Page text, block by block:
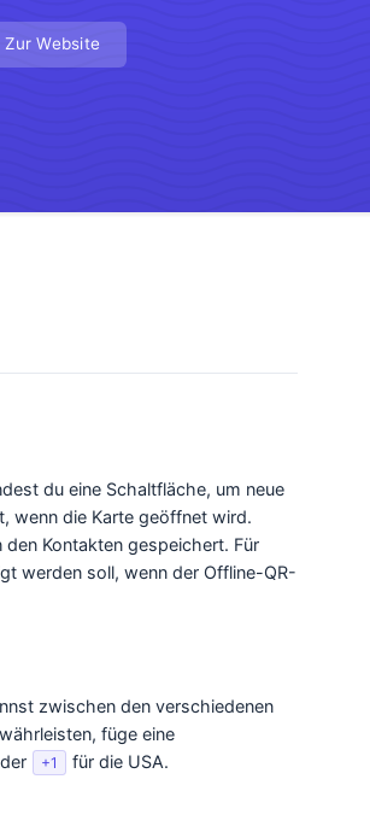
Zur Website
du eine Schaltfläche, um neue
wenn die Karte geöffnet wird.
Kontakten gespeichert. Für
werden soll, wenn der Offline-QR-
zwischen den verschiedenen
füge eine
+1 für die USA.